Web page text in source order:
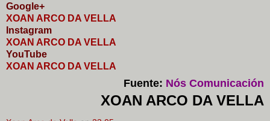
Google+
XOAN ARCO DA VELLA
nstagram
XOAN ARCO DA VELLA
YouTube
XOAN ARCO DA VELLA
Fuente: Nós Comunicación
XOAN ARCO DA VELLA